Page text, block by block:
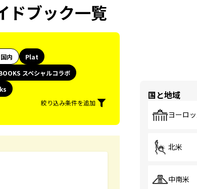
ドブック一覧
内
Plat
スペシャルコラボ
絞り込み条件を追加
国と地域
ヨーロ
北米
中南米